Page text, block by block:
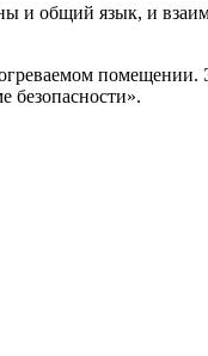
и общий язык, и
помещении.
безопасности».